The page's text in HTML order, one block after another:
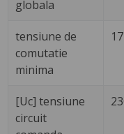
globala
tensiune de
comutatie
minima
[Uc] tensiune
circuit